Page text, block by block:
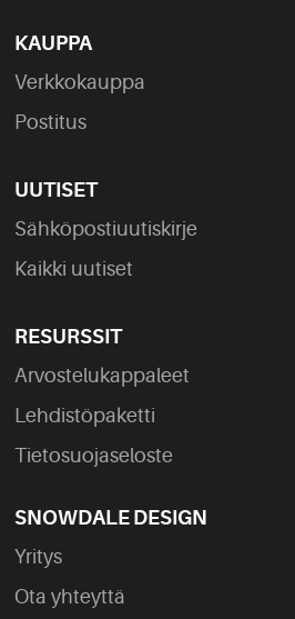
KAUPPA
Verkkokauppa
Postitus
UUTISET
Sähköpostiuutiskirje
Kaikki uutiset
RESURSSIT
Arvostelukappaleet
Lehdistöpaketti
Tietosuojaseloste
SNOWDALE DESIGN
Yritys
Ota yhteyttä